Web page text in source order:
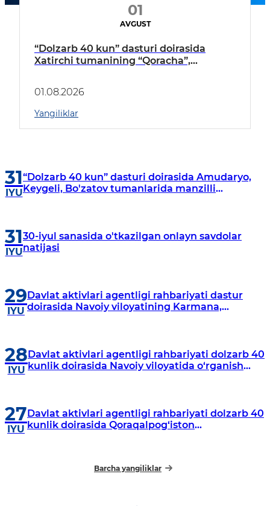
01
AVGUST
“Dolzarb 40 kun” dasturi doirasida
Xatirchi tumanining “Qoracha”,
borildi
01.08.2026
Yangiliklar
31
IYU
“Dolzarb 40 kun” dasturi doirasida Amudaryo,
Keygeli, Bo'zatov tumanlarida manzilli
31
IYU
30-iyul sanasida o'tkazilgan onlayn savdolar
natijasi
29
IYU
Davlat aktivlari agentligi rahbariyati dastur
doirasida Navoiy viloyatining Karmana,
28
IYU
Davlat aktivlari agentligi rahbariyati dolzarb 40
kunlik doirasida Navoiy viloyatida o‘rganish
27
IYU
Davlat aktivlari agentligi rahbariyati dolzarb 40
kunlik doirasida Qoraqalpog‘iston
Barcha yangiliklar